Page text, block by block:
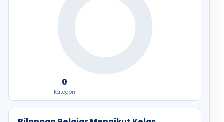
0
Kategori